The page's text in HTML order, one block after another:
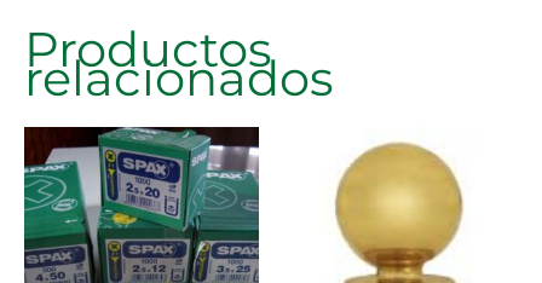
Productos
relacionados